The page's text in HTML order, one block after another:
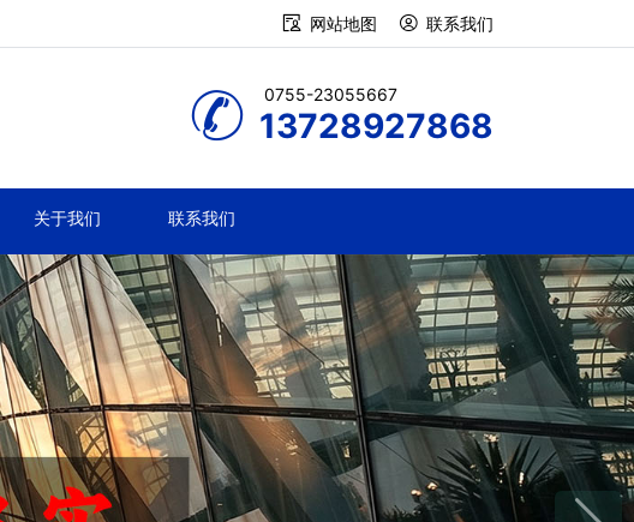
网站地图 联系我们
0755-23055667
13728927868
关于我们 联系我们